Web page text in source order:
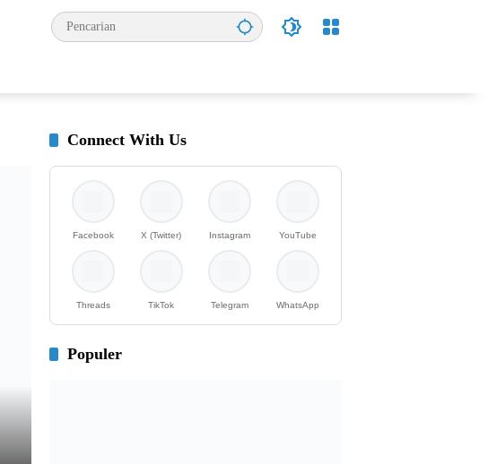
Connect With Us
Facebook X (Twitter) Instagram YouTube
Threads TikTok Telegram WhatsApp
Populer